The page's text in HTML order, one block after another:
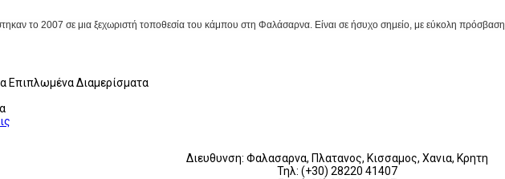
το 2007 σε μια ξεχωριστή τοποθεσία του κάμπου στη Φαλάσαρνα. Είναι σε ήσυχο σημείο, με εύκολη πρόσβαση.
Επιπλωμένα Διαμερίσματα
Διευθυνση: Φαλασαρνα, Πλατανος, Κισσαμος, Χανια, Κρητη
Τηλ: (+30) 28220 41407